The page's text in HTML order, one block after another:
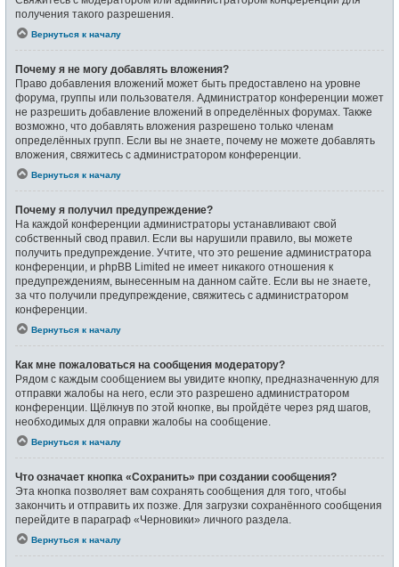
получения такого разрешения.
Вернуться к началу
Почему я не могу добавлять вложения?
Право добавления вложений может быть предоставлено на уровне
форума, группы или пользователя. Администратор конференции может
не разрешить добавление вложений в определённых форумах. Также
возможно, что добавлять вложения разрешено только членам
определённых групп. Если вы не знаете, почему не можете добавлять
вложения, свяжитесь с администратором конференции.
Вернуться к началу
Почему я получил предупреждение?
На каждой конференции администраторы устанавливают свой
собственный свод правил. Если вы нарушили правило, вы можете
получить предупреждение. Учтите, что это решение администратора
конференции, и phpBB Limited не имеет никакого отношения к
предупреждениям, вынесенным на данном сайте. Если вы не знаете,
за что получили предупреждение, свяжитесь с администратором
конференции.
Вернуться к началу
Как мне пожаловаться на сообщения модератору?
Рядом с каждым сообщением вы увидите кнопку, предназначенную для
отправки жалобы на него, если это разрешено администратором
конференции. Щёлкнув по этой кнопке, вы пройдёте через ряд шагов,
необходимых для оправки жалобы на сообщение.
Вернуться к началу
Что означает кнопка «Сохранить» при создании сообщения?
Эта кнопка позволяет вам сохранять сообщения для того, чтобы
закончить и отправить их позже. Для загрузки сохранённого сообщения
перейдите в параграф «Черновики» личного раздела.
Вернуться к началу